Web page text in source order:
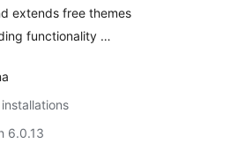
extends free themes
functionality …
6.0.13